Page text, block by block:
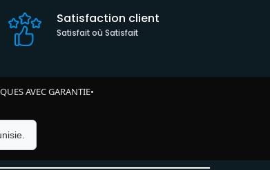
Satisfaction client
Satisfait où Satisfait
AVEC GARANTIE•